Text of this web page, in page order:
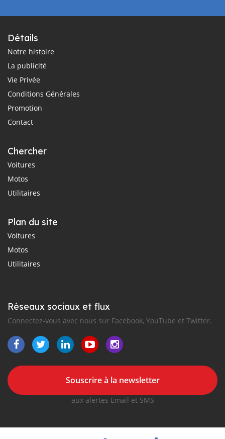
Détails
Notre histoire
La publicité
Vie Privée
Conditions Générales
Promotion
Contact
Chercher
Voitures
Motos
Utilitaires
Plan du site
Voitures
Motos
Utilitaires
Réseaux sociaux et flux
Connectez-vous avec nous sur Facebook, YouTube et Twitter.
Souscrire à la newsletter
aux alertes Email et SMS